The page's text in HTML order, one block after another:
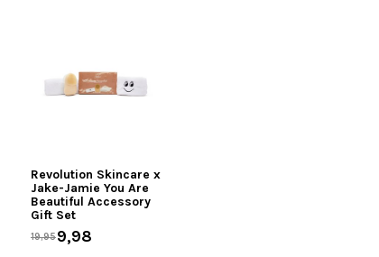
Revolution Skincare x
Jake-Jamie You Are
Beautiful Accessory
Gift Set
19,959,98